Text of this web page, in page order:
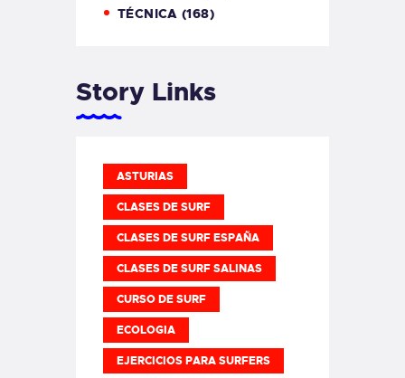
TÉCNICA (168)
Story Links
ASTURIAS
CLASES DE SURF
CLASES DE SURF ESPAÑA
CLASES DE SURF SALINAS
CURSO DE SURF
ECOLOGIA
EJERCICIOS PARA SURFERS